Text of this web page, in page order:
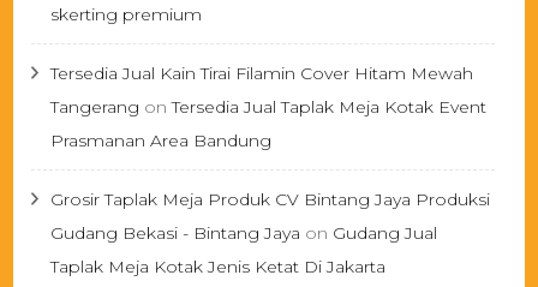
skerting premium
Tersedia Jual Kain Tirai Filamin Cover Hitam Mewah
Tangerang onTersedia Jual Taplak Meja Kotak Event
Prasmanan Area Bandung
Grosir Taplak Meja Produk CV Bintang Jaya Produksi
Gudang Bekasi - Bintang Jaya on Gudang Jual
Taplak Meja Kotak Jenis Ketat Di Jakarta